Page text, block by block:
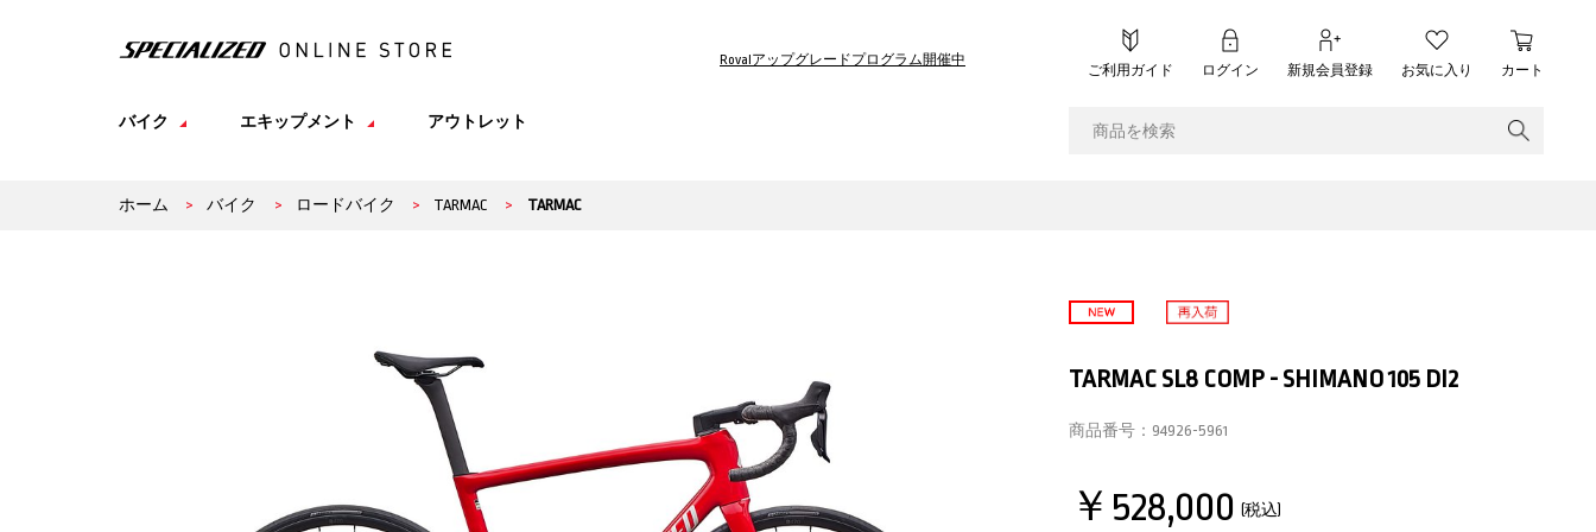
Rovalアップグレードプログラム開催中
ご利用ガイド ログイン 新規会員登録 お気に入り カート
バイク エキップメント アウトレット
ホーム > バイク > ロードバイク > TARMAC > TARMAC
TARMAC SL8 COMP - SHIMANO 105 DI2
商品番号： 94926-5961
￥528,000 (税込)